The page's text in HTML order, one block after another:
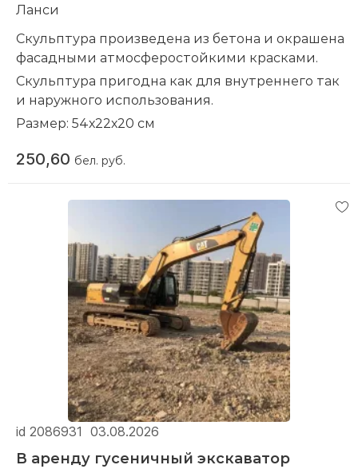
Ланси
Скульптура произведена из бетона и окрашена
фасадными атмосферостойкими красками.
Скульптура пригодна как для внутреннего так
и наружного использования.
Размер: 54х22х20 см
Тематика изделия:
250,60 бел. руб.
id 2086931 03.08.2026
В аренду гусеничный экскаватор